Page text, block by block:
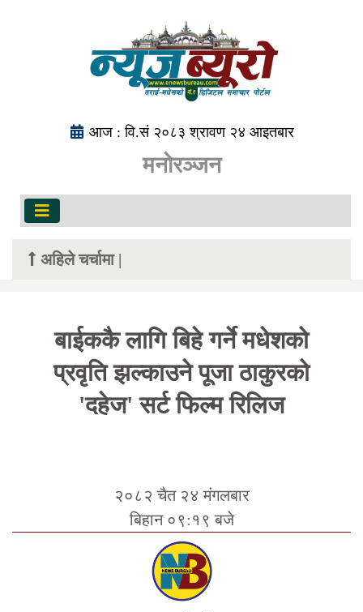
आज : वि.सं २०८३ श्रावण २४ आइतबार
मनोरञ्जन
अहिले चर्चामा |
बाईककै लागि बिहे गर्ने मधेशको
प्रवृति झल्काउने पूजा ठाकुरको
'दहेज' सर्ट फिल्म रिलिज
२०८२ चैत २४ मंगलबार
बिहान ०९:१९ बजे